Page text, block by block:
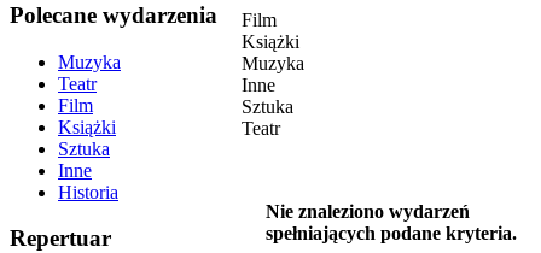
Polecane wydarzenia
Muzyka
Teatr
Film
Książki
Sztuka
Inne
Historia
Repertuar
Film
Książki
Muzyka
Inne
Sztuka
Teatr
Nie znaleziono wydarzeń
spełniających podane kryteria.